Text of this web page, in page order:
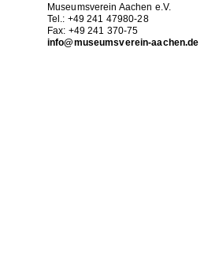
Museumsverein Aachen e.V.
Tel.: +49 241 47980-28
Fax: +49 241 370-75
info@museumsverein-aachen.de